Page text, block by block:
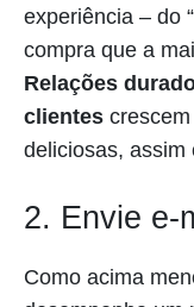
experiência – do
compra que a
Relações
clientes
deliciosas, assim
2. Envie e-
Como acima